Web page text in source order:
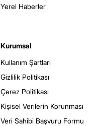
Yerel Haberler
Kurumsal
Kullanım Şartları
Gizlilik Politikası
Çerez Politikası
Kişisel Verilerin Korunması
Veri Sahibi Başvuru Formu